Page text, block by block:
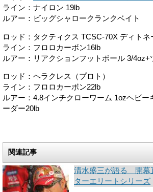
ライン：ナイロン 19lb
ルアー：ビッグシャロークランクベイト
ロッド：タクティクス TCSC-70X ディトネ
ライン：フロロカーボン16lb
ルアー：リアクションフットボール 3/4oz+
ロッド：ヘラクレス（プロト）
ライン：フロロカーボン22lb
ルアー：4.8インチクローワーム 1ozヘビー
ーダー20lb
関連記事
清水盛三が語る 開幕
ターエリートシリーズ